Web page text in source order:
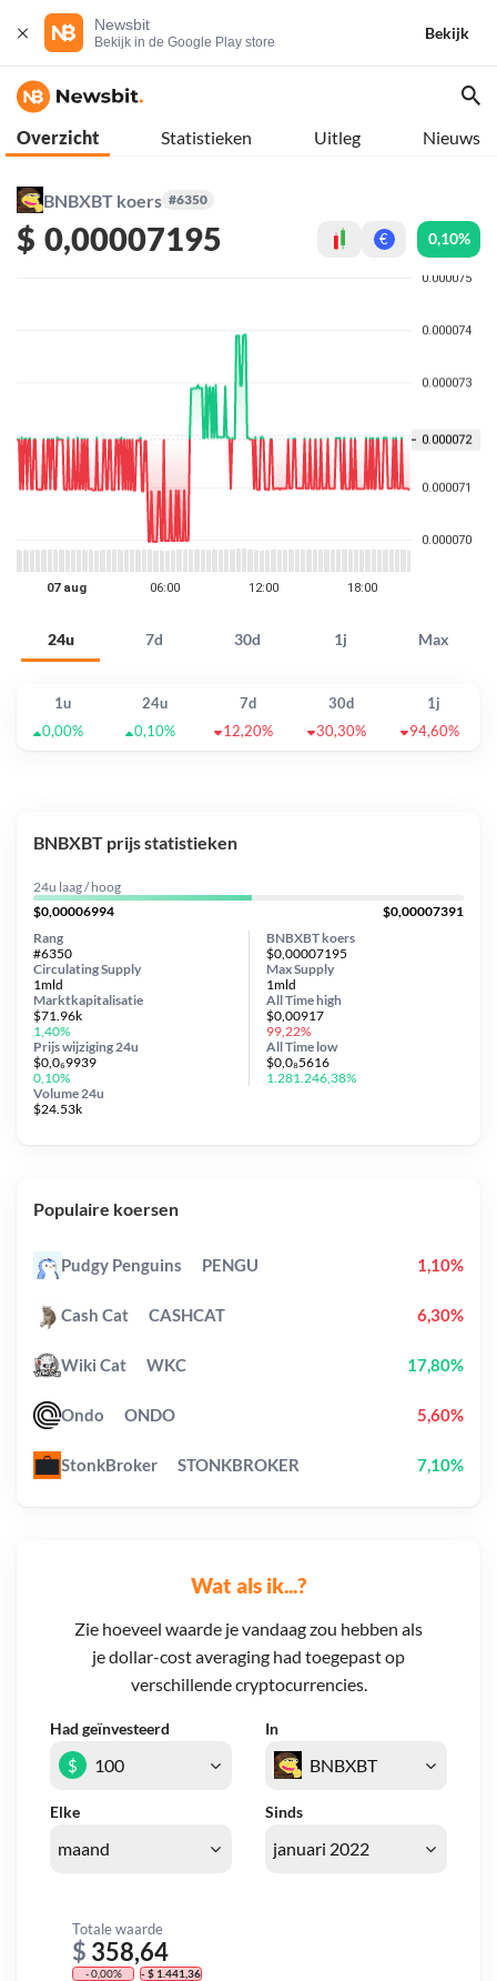
Newsbit
Bekijk in de Google Play store
Bekijk
Overzicht Statistieken Uitleg Nieuws
BNBXBT koers #6350
$ 0,00007195 € 0,10%
24u 7d 30d 1j Max
1u 24u 7d 30d
1j
0,00%
0,10% 12,20% 30,30% 94,60%
Wat als ik...?
Zie hoeveel waarde je vandaag zou hebben als
je dollar-cost averaging had toegepast op
verschillende cryptocurrencies.
Had geïnvesteerd In
Elke Sinds
$
Totale waarde
$ 358,64
- 0,00% - $ 1.441,36
BNBXBT prijs statistieken
24u laag / hoog
$0,00006994
$0,00007391
BNBXBT koers
$0,00007195
Circulating Supply
1mld
Prijs wijziging 24u
$0,0₆9939
0,10%
Max Supply
1mld
Marktkapitalisatie
$71.96k
1,40%
Volume 24u
$24.53k
Rang
#6350
All Timehigh
$0,00917
99,22%
All Time low
$0,0₈5616
1.281.246,38%
Populaire koersen
Pudgy Penguins PENGU 1,10%
Cash Cat CASHCAT 6,30%
Wiki Cat WKC 17,80%
Ondo ONDO 5,60%
StonkBroker STONKBROKER 7,10%